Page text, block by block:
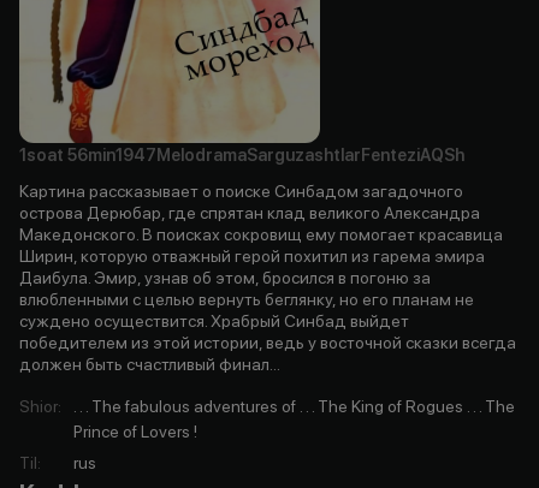
1soat 56min1947 MelodramaSarguzashtlar FenteziAQSh
Картина рассказывает о поиске Синбадом загадочного
острова Дерюбар, где спрятан клад великого Александра
Македонского. В поисках сокровищ ему помогает красавица
Ширин, которую отважный герой похитил из гарема эмира
Даибула. Эмир, узнав об этом, бросился в погоню за
влюбленными с целью вернуть беглянку, но его планам не
суждено осуществится. Храбрый Синбад выйдет
победителем из этой истории, ведь у восточной сказки всегда
должен быть счастливый финал...
Shior:
. . . The fabulous adventures of . . . The King of Rogues . . . The
Prince of Lovers !
Til: rus